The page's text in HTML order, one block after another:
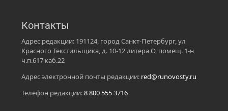
Контакты
Адрес редакции: 191124, город Санкт-Петербург, ул
Красного Текстильщика, д. 10-12 литера О, помещ. 1-н
ч.п.617 каб.22
Адрес электронной почты редакции: red@runovosty.ru
Телефон редакции:8 800 555 3716